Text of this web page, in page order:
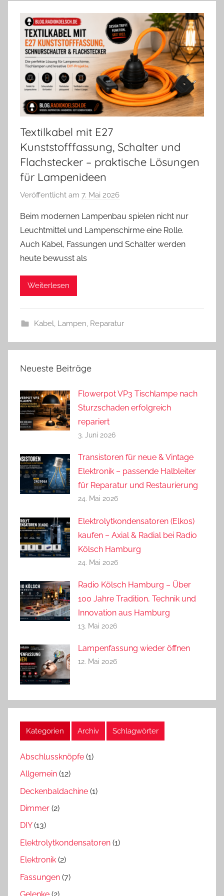
Textilkabel mit E27
Kunststofffassung, Schalter und
Flachstecker – praktische Lösungen
für Lampenideen
Veröffentlicht am 7. Mai 2026
n
A
n
Beim modernen Lampenbau spielen nicht nur
Leuchtmittel und Lampenschirme eine Rolle.
Auch Kabel, Fassungen und Schalter werden
heute bewusst als
Weiterlesen
Kabel Lampen Reparatur
Neueste Beiträge
Flowerpot VP3 Tischlampe nach
Sturzschaden erfolgreich
repariert
3. Juni 2026
Transistoren für neue & Vintage
Elektronik – passende Halbleiter
für Reparatur und Restaurierung
24. Mai 2026
Elektrolytkondensatoren (Elkos)
kaufen – Axial & Radial bei Radio
Kölsch Hamburg
24. Mai 2026
Radio Kölsch Hamburg – Über
100 Jahre Tradition, Technik und
Innovation aus Hamburg
13. Mai 2026
Lampenfassung wieder öffnen
12. Mai 2026
Kategorien Archiv Schlagwörter
Abschlussknöpfe (1)
Allgemein (12)
Deckenbaldachine (1)
Dimmer (2)
DIY(13)
Elektrolytkondensatoren (1)
Elektronik (2)
Fassungen (7)